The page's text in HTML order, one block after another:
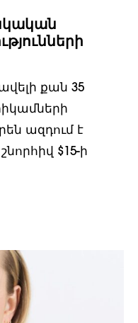
քան 35
ազդում է
$15-ի